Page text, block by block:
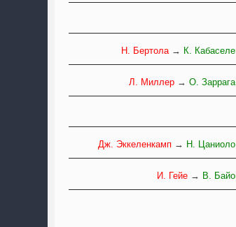
Н. Бертола→ К. Кабаселе
Л. Миллер → О. Заррага
Дж. Эккеленкамп → Н. Цаниоло
И. Гейе → В. Байо